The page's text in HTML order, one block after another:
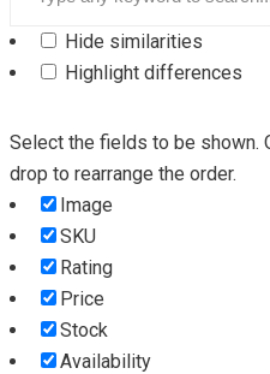
Hide similarities
Highlight differences
Select the fields to be shown.
drop to rearrange the order.
Image
SKU
Rating
Price
Stock
Availability